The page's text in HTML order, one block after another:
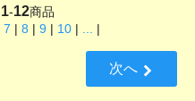
1-12商品
7 | 8 | 9 | 10 | ... |
次へ